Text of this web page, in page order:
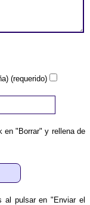
(requerido)
en "Borrar" y rellena de
al pulsar en "Enviar el